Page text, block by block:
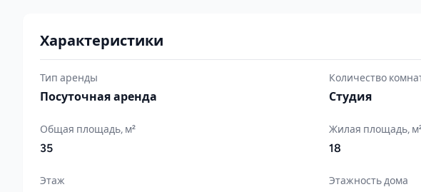
Характеристики
Тип аренды
Посуточная аренда
Количество
Студия
Общая площадь, м²
35
Жилая площадь,
18
Этаж Этажность дома